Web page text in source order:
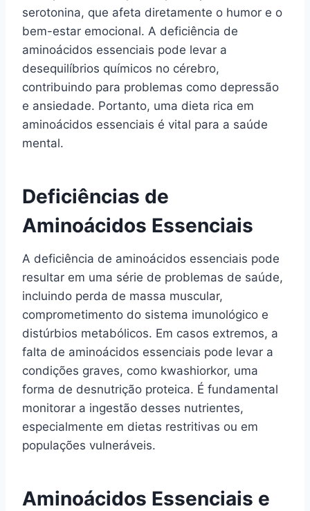
serotonina, que afeta diretamente o humor e o
bem-estar emocional. A deficiência de
aminoácidos essenciais pode levar a
desequilíbrios químicos no cérebro,
contribuindo para problemas como depressão
e ansiedade. Portanto, uma dieta rica em
aminoácidos essenciais é vital para a saúde
mental.
Deficiências de
Aminoácidos Essenciais
A deficiência de aminoácidos essenciais pode
resultar em uma série de problemas de saúde,
incluindo perda de massa muscular,
comprometimento do sistema imunológico e
distúrbios metabólicos. Em casos extremos, a
falta de aminoácidos essenciais pode levar a
condições graves, como kwashiorkor, uma
forma de desnutrição proteica. É fundamental
monitorar a ingestão desses nutrientes,
especialmente em dietas restritivas ou em
populações vulneráveis.
Aminoácidos Essenciais e